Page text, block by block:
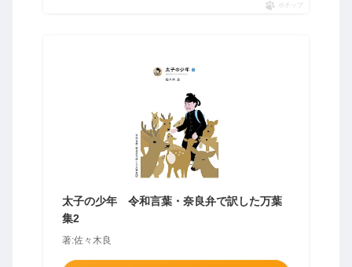
ポチップ
太子の少年 令和言葉・奈良弁で訳した万葉
集2
著:佐々木良